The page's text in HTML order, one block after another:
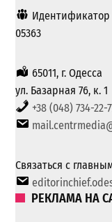
Идентификатор
05363
65011, г. Одесса
ул. Базарная 76, к. 1
+38 (048) 734-22-
Связаться с
РЕКЛАМА НА